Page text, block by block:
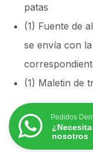
patas
(1) Fuente de
se envía con
(1) Maletin de
Pedidos
nosotros